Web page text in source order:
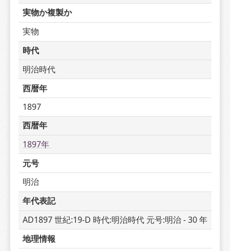
実物か複製か
実物
時代
明治時代
西暦年
1897
西暦年
1897年
元号
明治
年代表記
AD1897 世紀:19-D 時代:明治時代 元号:明治 - 30 年
地理情報